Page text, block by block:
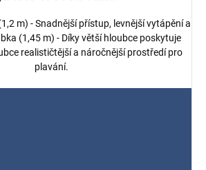
m) - Snadnější přístup, levnější vytápění a
(1,45 m) - Díky větší hloubce poskytuje
realističtější a náročnější prostředí pro
plavání.